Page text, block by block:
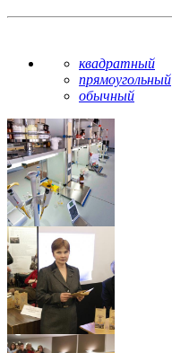
квадратный
прямоугольный
обычный